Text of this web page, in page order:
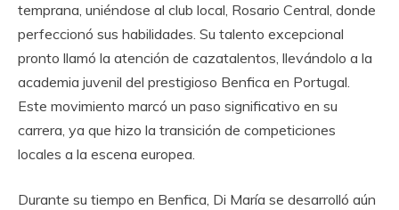
temprana, uniéndose al club local, Rosario Central, donde
perfeccionó sus habilidades. Su talento excepcional
pronto llamó la atención de cazatalentos, llevándolo a la
academia juvenil del prestigioso Benfica en Portugal.
Este movimiento marcó un paso significativo en su
carrera, ya que hizo la transición de competiciones
locales a la escena europea.
Durante su tiempo en Benfica, Di María se desarrolló aún